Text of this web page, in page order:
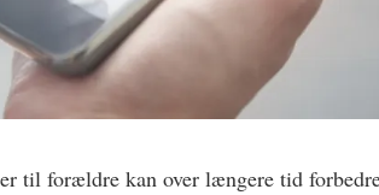
til forældre kan over længere tid